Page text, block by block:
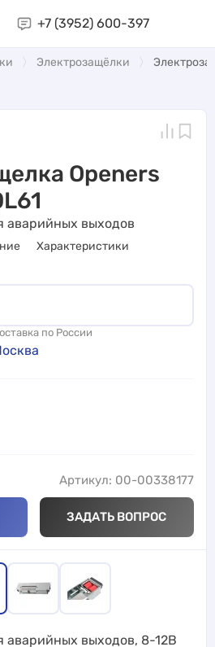
+7 (3952) 600-397
Электрозащёлки
Openers
аварийных выходов
Характеристики
по России
Артикул: 00-00338177
ЗАДАТЬ ВОПРОС
аварийных выходов, 8-12В